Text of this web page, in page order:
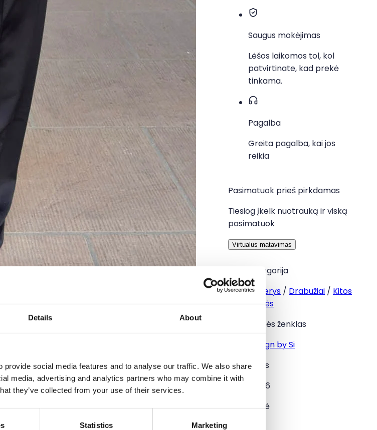
Details About
social media features and to analyse our traffic. We also share
media, advertising and analytics partners who may combine it with
they’ve collected from your use of their services.
Statistics Marketing
Saugus mokėjimas
Lėšos laikomos tol, kol
patvirtinate, kad prekė
tinkama.
Pagalba
Greita pagalba, kai jos
reikia
Pasimatuok prieš pirkdamas
Tiesiog įkelk nuotrauką ir viską
pasimatuok
Virtualus matavimas
Kategorija
Moterys / Drabužiai / Kitos
kelnės
Prekės ženklas
Design by Si
Dydis
S / 36
Būklė